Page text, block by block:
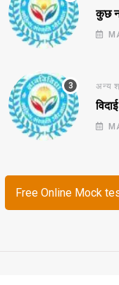
कुछ
अन्य
विदाई
Free Online Mock